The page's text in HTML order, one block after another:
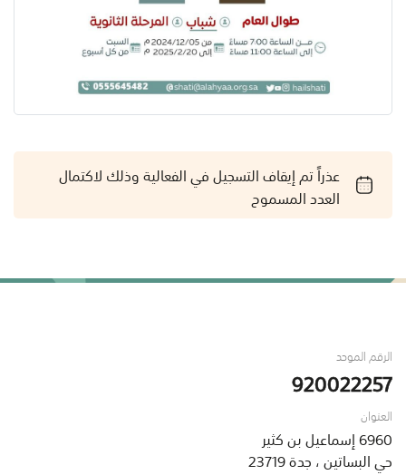
عذراً تم إيقاف التسجيل في الفعالية وذلك لاكتمال
العدد المسموح
الرقم الموحد
920022257
العنوان
6960 إسماعيل بن كثير
حي البساتين ، جدة 23719